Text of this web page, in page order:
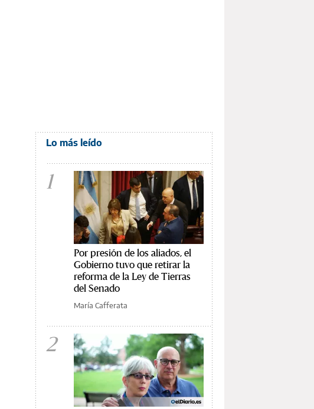
Lo más leído
1
Por presión de los aliados, el
Gobierno tuvo que retirar la
reforma de la Ley de Tierras
del Senado
María Cafferata
2